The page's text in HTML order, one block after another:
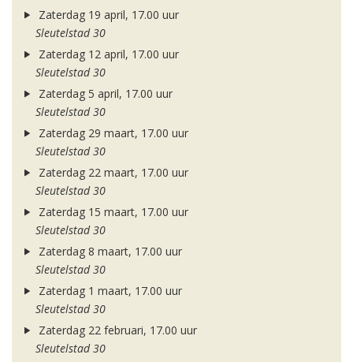
Zaterdag 19 april, 17.00 uur
Sleutelstad 30
Zaterdag 12 april, 17.00 uur
Sleutelstad 30
Zaterdag 5 april, 17.00 uur
Sleutelstad 30
Zaterdag 29 maart, 17.00 uur
Sleutelstad 30
Zaterdag 22 maart, 17.00 uur
Sleutelstad 30
Zaterdag 15 maart, 17.00 uur
Sleutelstad 30
Zaterdag 8 maart, 17.00 uur
Sleutelstad 30
Zaterdag 1 maart, 17.00 uur
Sleutelstad 30
Zaterdag 22 februari, 17.00 uur
Sleutelstad 30